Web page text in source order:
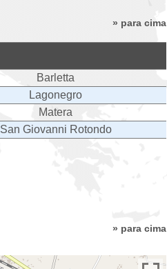
» para cima
Barletta
Lagonegro
Matera
San Giovanni Rotondo
» para cima